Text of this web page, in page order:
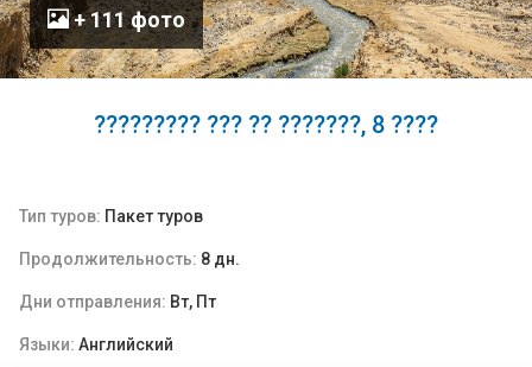
+ 111 фото
????????? ??? ?? ???????, 8 ????
Тип туров: Пакет туров
Продолжительность: 8 дн.
Дни отправления: Вт, Пт
Языки: Английский